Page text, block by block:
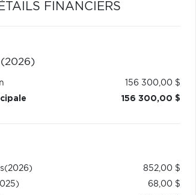
FINANCIERS
(2026)
156 300,00 $
156 300,00 $
(2026)
852,00 $
68,00 $